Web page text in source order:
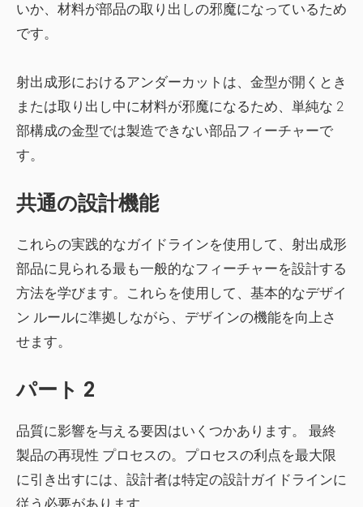
いか、材料が部品の取り出しの邪魔になっているため
です。
射出成形におけるアンダーカットは、金型が開くとき
または取り出し中に材料が邪魔になるため、単純な 2
部構成の金型では製造できない部品フィーチャーで
す。
共通の設計機能
これらの実践的なガイドラインを使用して、射出成形
部品に見られる最も一般的なフィーチャーを設計する
方法を学びます。これらを使用して、基本的なデザイ
ン ルールに準拠しながら、デザインの機能を向上さ
せます。
パート 2
品質に影響を与える要因はいくつかあります。 最終
製品の再現性 プロセスの。プロセスの利点を最大限
に引き出すには、設計者は特定の設計ガイドラインに
従う必要があります。